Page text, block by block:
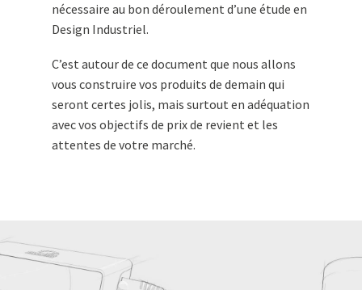
nécessaire au bon déroulement d’une étude en
Design Industriel.
C’est autour de ce document que nous allons
vous construire vos produits de demain qui
seront certes jolis, mais surtout en adéquation
avec vos objectifs de prix de revient et les
attentes de votre marché.